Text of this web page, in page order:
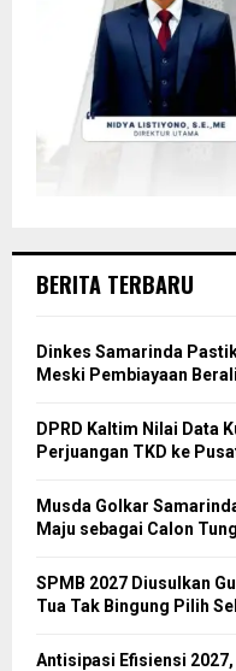
BERITA TERBARU
Dinkes Samarinda
Meski Pembiayaan
DPRD Kaltim Nilai Data
Perjuangan TKD ke
Musda Golkar
Maju sebagai Calon
SPMB 2027 Diusulkan
Tua Tak Bingung Pilih
Antisipasi Efisiensi